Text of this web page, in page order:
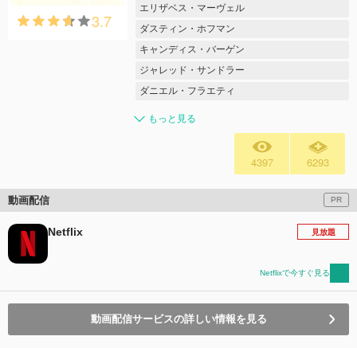
3.7
エリザベス・マーヴェル
ダスティン・ホフマン
キャンディス・バーゲン
ジャレッド・サンドラー
ダニエル・フラエティ
もっと見る
4397 6293
動画配信 PR
Netflix 見放題
Netflixで今すぐ見る
動画配信サービスの詳しい情報を見る